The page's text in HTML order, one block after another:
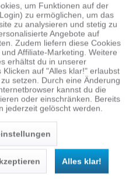
diskutieren...mehr
...mehr
Aktiv
Inaktiv
Inaktiv
Inaktiv
um Funktionen auf der
zu ermöglichen, um das
zu analysieren und stetig zu
Angebote auf
Zudem liefern diese Cookies
Affiliate-Marketing. Weitere
erhältst du in unserer
auf "Alles klar!" erlaubst
setzen. Durch eine Änderung
kannst du die
oder einschränken. Bereits
jederzeit gelöscht werden.
Alles klar!